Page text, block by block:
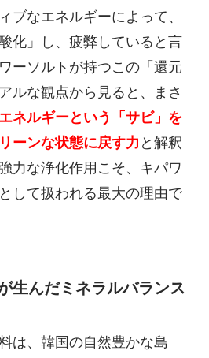
ブなエネルギーによって、
化」し、疲弊していると言
ーソルトが持つこの「還元
ルな観点から見ると、まさ
ネルギーという「サビ」を
ーンな状態に戻す力 と解釈
力な浄化作用こそ、キパワ
して扱われる最大の理由で
生んだミネラルバランス
は、韓国の自然豊かな島